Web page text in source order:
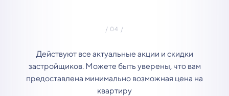
Действуют все актуальные акции и скидки
застройщиков. Можете быть уверены, что вам
предоставлена минимально возможная цена на
квартиру